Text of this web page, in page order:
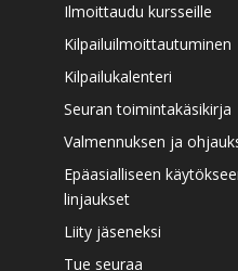
Ilmoittaudu kursseille
Kilpailuilmoittautuminen
Kilpailukalenteri
Seuran toimintakäsikirja
Valmennuksen ja
Epäasialliseen
linjaukset
Liity jäseneksi
Tue seuraa